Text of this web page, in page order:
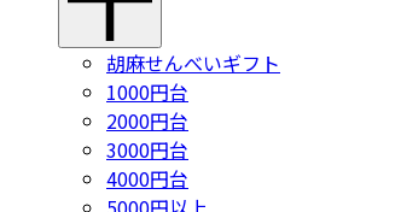
胡麻せんべいギフト
1000円台
2000円台
3000円台
4000円台